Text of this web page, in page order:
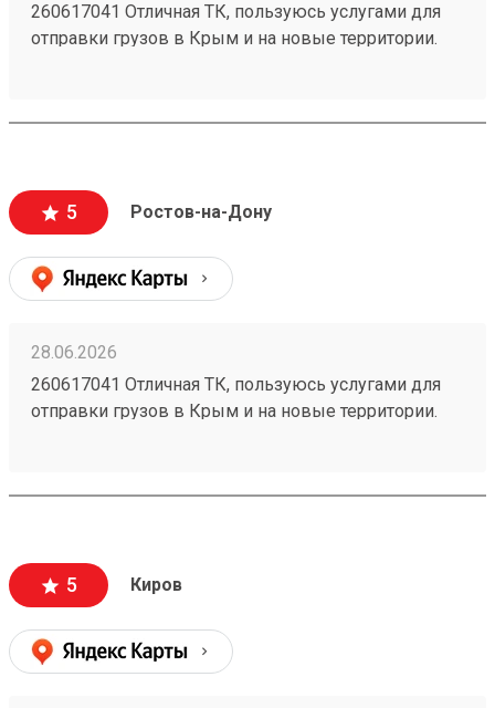
260617041 Отличная ТК, пользуюсь услугами для
отправки грузов в Крым и на новые территории.
отправления считаются хрупкими, повреждения
5 Ростов-на-Дону
28.06.2026
260617041 Отличная ТК, пользуюсь услугами для
отправки грузов в Крым и на новые территории.
отправления считаются хрупкими, повреждения
5 Киров